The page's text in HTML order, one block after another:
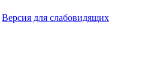
Версия для слабовидящих